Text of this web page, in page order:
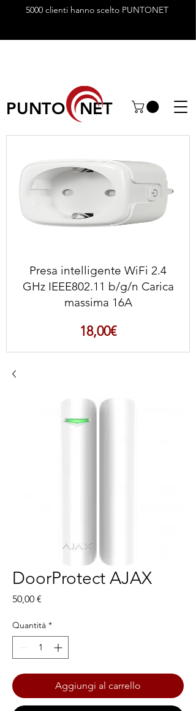
5000 clienti hanno scelto PUNTONET
PUNTO NET
Presa intelligente WiFi 2.4
GHz IEEE802.11 b/g/n Carica
massima 16A
18,00€Prezzo
DoorProtect AJAX
50,00 €
Quantità *
Aggiungi al carrello